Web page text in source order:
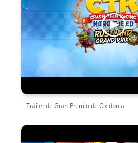
Tráiler de Gran Premio de Oxidonia